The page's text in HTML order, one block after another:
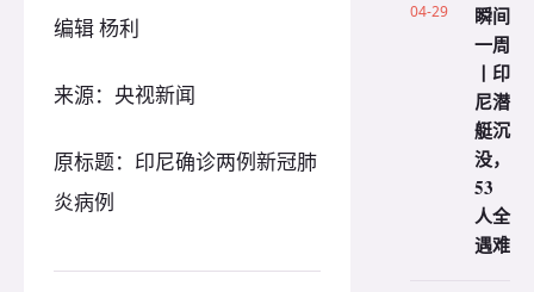
编辑 杨利
来源：央视新闻
原标题：印尼确诊两例新冠肺
炎病例
04-29
瞬间
一周
丨印
尼潜
艇沉
没，
53
人全
遇难